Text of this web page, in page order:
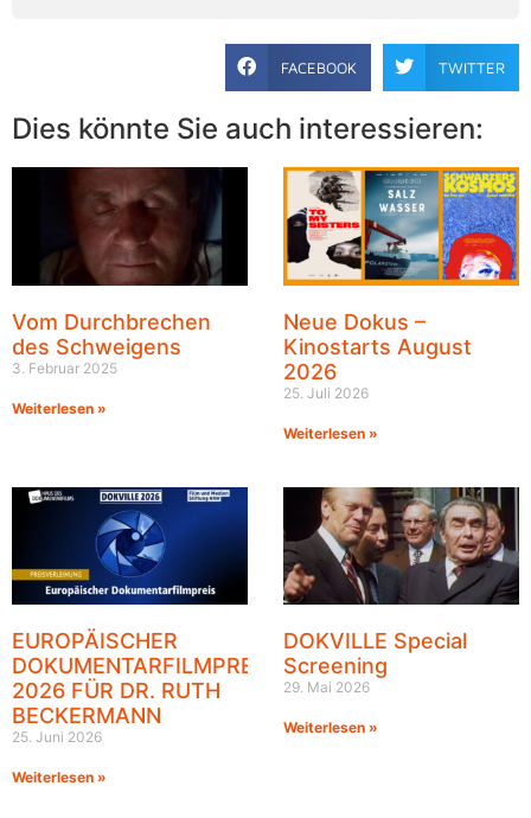
FACEBOOK TWITTER
Dies könnte Sie auch interessieren:
Vom Durchbrechen
des Schweigens
3. Februar 2025
Weiterlesen »
Neue Dokus –
Kinostarts August
2026
25. Juli 2026
Weiterlesen »
EUROPÄISCHER
DOKUMENTARFILMPREIS
2026 FÜR DR. RUTH
BECKERMANN
25. Juni 2026
Weiterlesen »
DOKVILLE Special
Screening
29. Mai 2026
Weiterlesen »